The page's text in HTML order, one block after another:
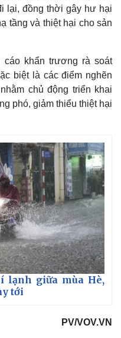
trường
Giá vàng
Chứng khoán
Giá cà phê
lại, đồng thời gây hư hại
tầng và thiệt hại cho sản
khẩn trương rà soát
biệt là các điểm nghẽn
chủ động triển khai
phó, giảm thiểu thiệt hại
lạnh giữa mùa Hè,
tới
PV/VOV.VN